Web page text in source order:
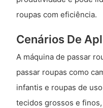
roupas com eficiência.
Cenários De
A máquina de passar
passar roupas como
infantis e roupas de
tecidos grossos e